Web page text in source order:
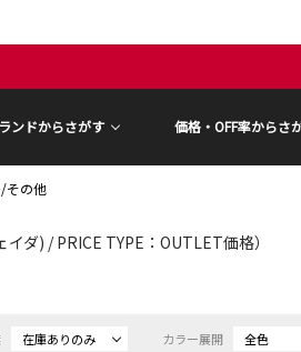
ンドからさがす 価格・OFF率からさ
その他
イダ) / PRICE TYPE：OUTLET価格）
在庫ありのみ カラー展開 全色